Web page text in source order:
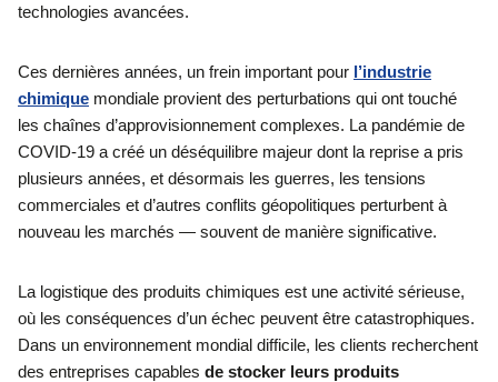
technologies avancées.
Ces dernières années, un frein important pour l’industrie
chimique mondiale provient des perturbations qui ont touché
les chaînes d’approvisionnement complexes. La pandémie de
COVID-19 a créé un déséquilibre majeur dont la reprise a pris
plusieurs années, et désormais les guerres, les tensions
commerciales et d’autres conflits géopolitiques perturbent à
nouveau les marchés — souvent de manière significative.
La logistique des produits chimiques est une activité sérieuse,
où les conséquences d’un échec peuvent être catastrophiques.
Dans un environnement mondial difficile, les clients recherchent
des entreprises capables de stocker leurs produits